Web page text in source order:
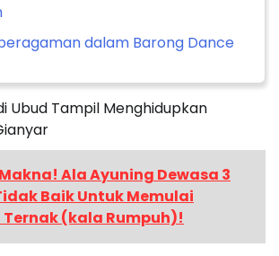
dalam Barong Dance
Ubud Tampil Menghidupkan
Makna! Ala Ayuning Dewasa 3
Baik Untuk Memulai
(kala Rumpuh)!